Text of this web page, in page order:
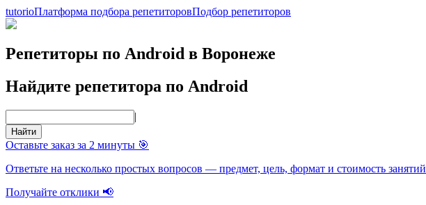
tutorioПлатформа подбора репетиторовПодбор репетиторов
Репетиторы по Android в Воронеже
Найдите репетитора по Android
|
Найти
Оставьте заказ за 2 минуты 🎯
Ответьте на несколько простых вопросов — предмет, цель, формат и стоимость занятий
Получайте отклики 📢